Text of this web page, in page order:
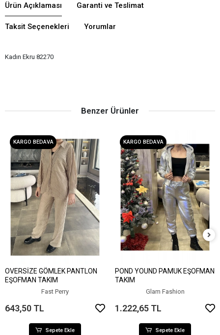
Ürün Açıklaması Garanti ve Teslimat
Taksit Seçenekleri Yorumlar
Kadın Ekru 82270
Benzer Ürünler
KARGO BEDAVA
Sepete Ekle
OVERSİZE GÖMLEK PANTLON
EŞOFMAN TAKIM
Fast Perry
643,50 TL
Sepete Ekle
KARGO BEDAVA
Sepete Ekle
POND YOUND PAMUK EŞOFMAN
TAKIM
Glam Fashion
1.222,65 TL
Sepete Ekle